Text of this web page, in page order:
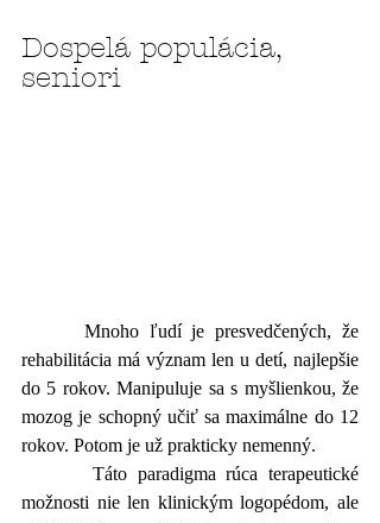
Dospelá populácia,
seniori
Mnoho ľudí je presvedčených, že
rehabilitácia má význam len u detí, najlepšie
do 5 rokov. Manipuluje sa s myšlienkou, že
mozog je schopný učiť sa maximálne do 12
rokov. Potom je už prakticky nemenný.
       Táto paradigma rúca terapeutické
možnosti nie len klinickým logopédom, ale